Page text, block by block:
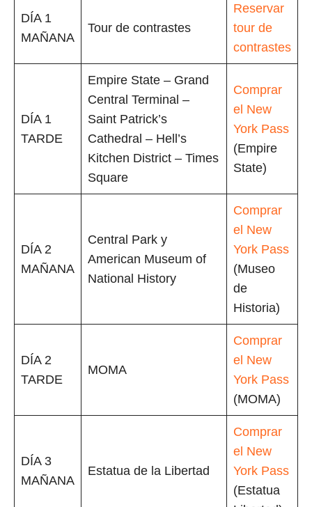
DÍA 1
MAÑANA
Tour de contrastes
Reservar
tour de
contrastes
DÍA 1
TARDE
Empire State – Grand
Central Terminal –
Saint Patrick’s
Cathedral – Hell’s
Kitchen District – Times
Square
Comprar
el New
York Pass
(Empire
State)
DÍA 2
MAÑANA
Central Park y
American Museum of
National History
Comprar
el New
York Pass
(Museo
de
Historia)
DÍA 2
TARDE
MOMA
Comprar
el New
York Pass
(MOMA)
DÍA 3
MAÑANA
Estatua de la Libertad
Comprar
el New
York Pass
(Estatua